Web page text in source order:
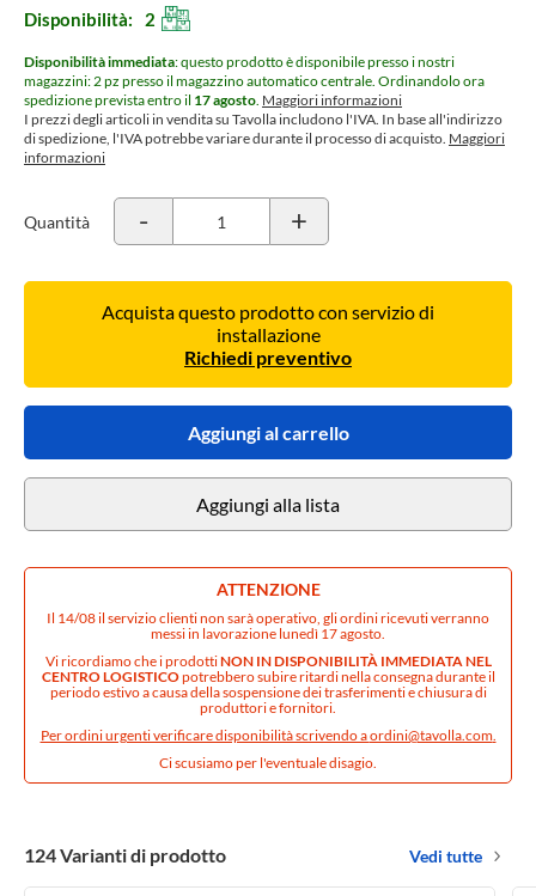
Disponibilità: 2
Disponibilità immediata: questo prodotto è disponibile presso i nostri
magazzini: 2 pz presso il magazzino automatico centrale. Ordinandolo ora
spedizione prevista entro il 17 agosto. Maggiori informazioni
I prezzi degli articoli in vendita su Tavolla includono l'IVA. In base all'indirizzo
di spedizione, l'IVA potrebbe variare durante il processo di acquisto. Maggiori
informazioni
Quantità - +
Acquista questo prodotto con servizio di
installazione
Richiedi preventivo
Aggiungi al carrello
Aggiungi alla lista
ATTENZIONE
Il 14/08 il servizio clienti non sarà operativo, gli ordini ricevuti verranno
messi in lavorazione lunedì 17 agosto.
Vi ricordiamo che i prodottiNON IN DISPONIBILITÀ IMMEDIATA NEL
CENTRO LOGISTICOpotrebbero subire ritardi nella consegna durante il
periodo estivo a causa della sospensione dei trasferimenti e chiusura di
produttori e fornitori.
Per ordini urgenti verificare disponibilità scrivendo aordini@tavolla.com.
Ci scusiamo per l'eventuale disagio.
124 Varianti di prodotto Vedi tutte